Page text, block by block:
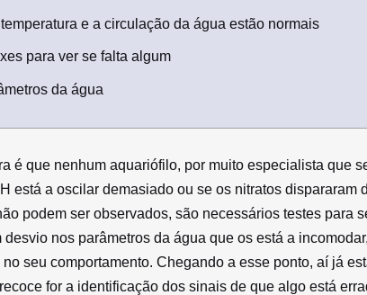
e a circulação da água estão normais
para ver se falta algum
da água
é que nenhum aquariófilo, por muito especialista que
está a oscilar demasiado ou se os nitratos dispararam
podem ser observados, são necessários testes para
desvio nos parâmetros da água que os está a
seu comportamento. Chegando a esse ponto, aí já
for a identificação dos sinais de que algo está